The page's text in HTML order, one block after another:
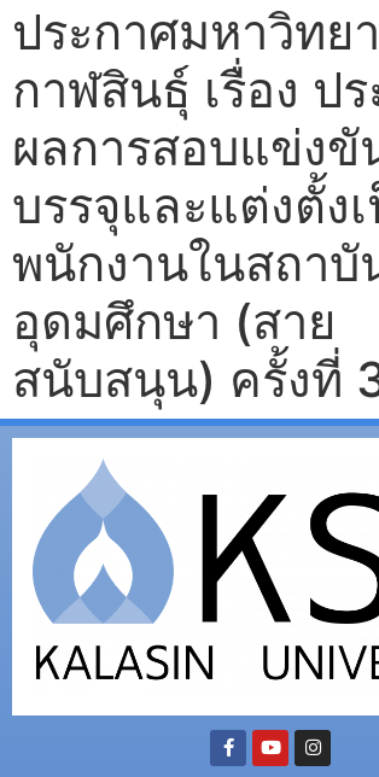
ประกาศมหาวิทย
กาฬสินธุ์ เรื่อง ป
ผลการสอบแข่งขั
บรรจุและแต่งตั้ง
พนักงานในสถาบั
อุดมศึกษา (สาย
สนับสนุน) ครั้งที่